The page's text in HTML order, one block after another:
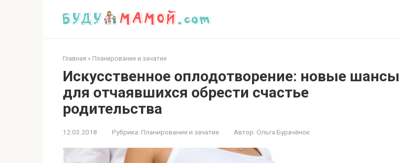
Главная » Планирование и зачатие
Искусственное оплодотворение: новые шансы
для отчаявшихся обрести счастье
родительства
12.03.2018 Рубрика: Планирование и зачатие Автор: Ольга Бурачëнок